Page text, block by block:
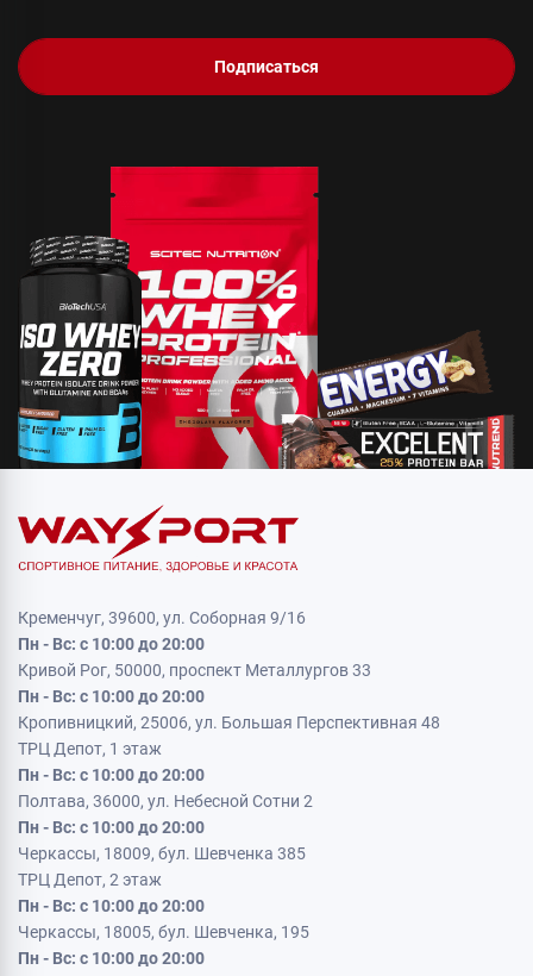
Подписаться
Кременчуг, 39600, ул. Соборная 9/16
Пн - Вс: с 10:00 до 20:00
Кривой Рог, 50000, проспект Металлургов 33
Пн - Вс: с 10:00 до 20:00
Кропивницкий, 25006, ул. Большая Перспективная 48
ТРЦ Депот, 1 этаж
Пн - Вс: с 10:00 до 20:00
Полтава, 36000, ул. Небесной Сотни 2
Пн - Вс: с 10:00 до 20:00
Черкассы, 18009, бул. Шевченка 385
ТРЦ Депот, 2 этаж
Пн - Вс: с 10:00 до 20:00
Черкассы, 18005, бул. Шевченка, 195
Пн - Вс: с 10:00 до 20:00